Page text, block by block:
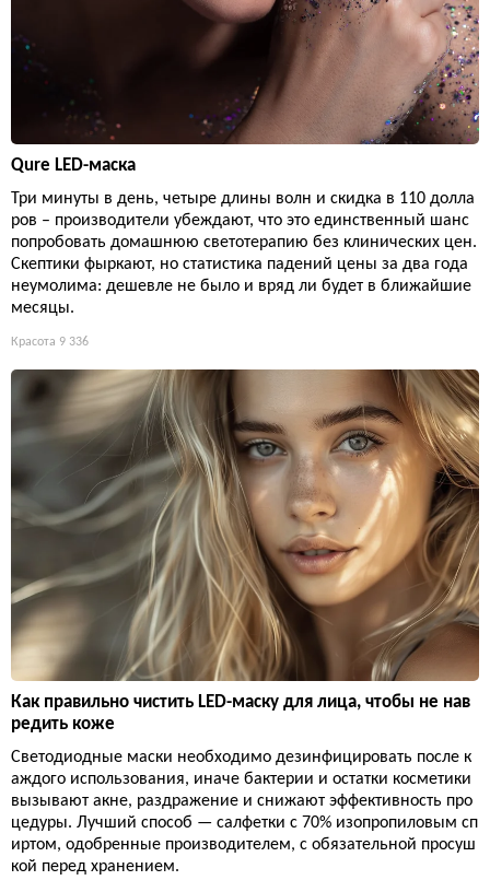
Qure LED-маска
Три минуты в день, четыре длины волн и скидка в 110 долла
ров – производители убеждают, что это единственный шанс
попробовать домашнюю светотерапию без клинических цен.
Скептики фыркают, но статистика падений цены за два года
неумолима: дешевле не было и вряд ли будет в ближайшие
месяцы.
Красота 9 336
Как правильно чистить LED-маску для лица, чтобы не нав
редить коже
Светодиодные маски необходимо дезинфицировать после к
аждого использования, иначе бактерии и остатки косметики
вызывают акне, раздражение и снижают эффективность про
цедуры. Лучший способ — салфетки с 70% изопропиловым сп
иртом, одобренные производителем, с обязательной просуш
кой перед хранением.